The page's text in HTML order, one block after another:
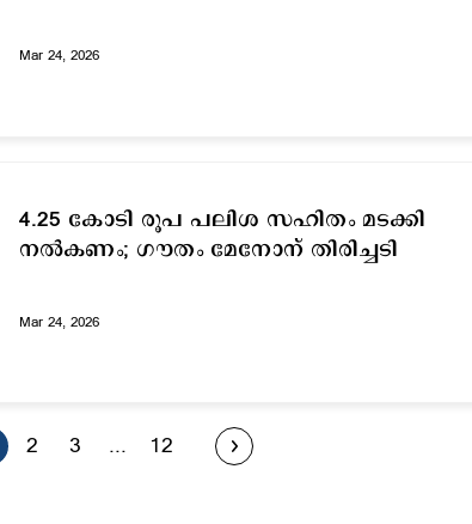
Mar 24, 2026
4.25 കോടി രൂപ പലിശ സഹിതം മടക്കി
നൽകണം; ഗൗതം മേനോന് തിരിച്ചടി
Mar 24, 2026
2 3 ... 12